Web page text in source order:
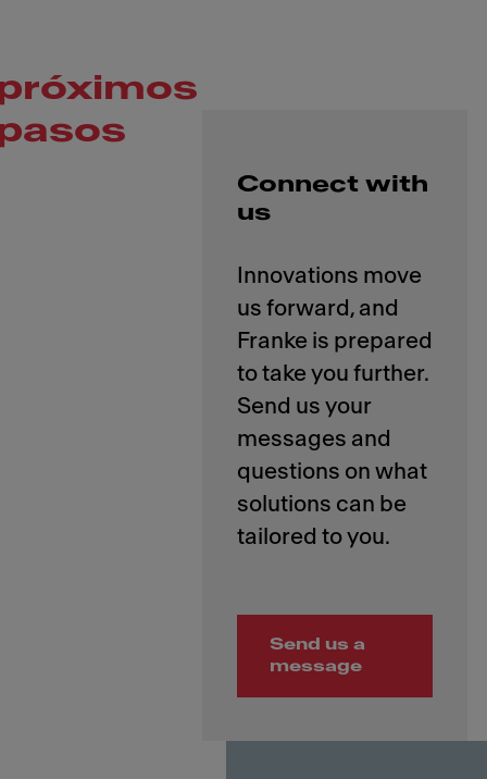
Connect with
us
Innovations move
us forward, and
Franke is prepared
to take you further.
Send us your
messages and
questions on what
solutions can be
Send us a
message